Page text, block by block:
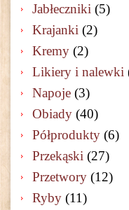
Jabłeczniki (5)
Krajanki (2)
Kremy (2)
Likiery i nalewki
Napoje (3)
Obiady (40)
Półprodukty (6)
Przekąski (27)
Przetwory (12)
Ryby (11)